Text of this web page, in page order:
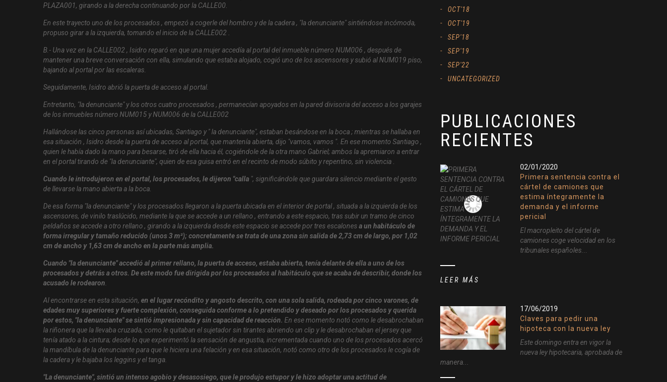
PLAZA001, girando a la derecha continuando por la CALLE00.
En este trayecto uno de los procesados , empezó a cogerle del hombro y de la cadera , "la denunciante" sintiéndose incómoda,
propuso girar a la izquierda, tomando el inicio de la CALLE002 .
B.- Una vez en la CALLE002 , Isidro reparó en que una mujer accedía al portal del inmueble número NUM006 , después de
mantener una breve conversación con ella, simulando que estaba alojado, cogió uno de los ascensores y subió al NUM019 piso,
bajando al portal por las escaleras.
Seguidamente, Isidro abrió la puerta de acceso al portal.
Entretanto, "la denunciante" y los otros cuatro procesados , permanecían apoyados en la pared divisoria del acceso a los garajes
de los inmuebles número NUM015 y NUM006 de la CALLE002
Hallándose las cinco personas así ubicadas, Santiago y " la denunciante", estaban besándose en la boca ; mientras se hallaba en
esa situación , Isidro desde la puerta de acceso al portal, que mantenía abierta, dijo "vamos, vamos ". En ese momento Santiago ,
quien le había dado la mano para besarse, tiró de ella hacia él, cogiéndole de la otra mano Gabriel; ambos la apremiaron a entrar
en el portal tirando de "la denunciante", quien de esa guisa entró en el recinto de modo súbito y repentino, sin violencia .
Cuando le introdujeron en el portal, los procesados, le dijeron "calla ", significándole que guardara silencio mediante el gesto
de llevarse la mano abierta a la boca.
De esa forma "la denunciante" y los procesados llegaron a la puerta ubicada en el interior de portal , situada a la izquierda de los
ascensores, de vinilo traslúcido, mediante la que se accede a un rellano , entrando a este espacio, tras subir un tramo de cinco
peldaños se accede a otro rellano , girando a la izquierda desde este espacio se accede por tres escalones a un habitáculo de
forma irregular y tamaño reducido (unos 3 m²); concretamente se trata de una zona sin salida de 2,73 cm de largo, por 1,02
cm de ancho y 1,63 cm de ancho en la parte más amplia.
Cuando "la denunciante" accedió al primer rellano, la puerta de acceso, estaba abierta, tenía delante de ella a uno de los
procesados y detrás a otros. De este modo fue dirigida por los procesados al habitáculo que se acaba de describir, donde los
acusado le rodearon
Al encontrarse en esta situación, en el lugar recóndito y angosto descrito, con una sola salida, rodeada por cinco varones, de
edades muy superiores y fuerte complexión, conseguida conforme a lo pretendido y deseado por los procesados y querida
por estos, "la denunciante" se sintió impresionada y sin capacidad de reacción. En ese momento notó como le desabrochaban
la riñonera que la llevaba cruzada, como le quitaban el sujetador sin tirantes abriendo un clip y le desabrochaban el jersey que
tenía atado a la cintura; desde lo que experimentó la sensación de angustia, incrementada cuando uno de los procesados acercó
la mandíbula de la denunciante para que le hiciera una felación y en esa situación, notó como otro de los procesados le cogía de
la cadera y le bajaba los leggins y el tanga.
"La denunciante", sintió un intenso agobio y desasosiego, que le produjo estupor y le hizo adoptar una actitud de
OCT'18
OCT'19
SEP'18
SEP'19
SEP'22
UNCATEGORIZED
PUBLICACIONES
RECIENTES
02/01/2020
Primera sentencia contra el
cártel de camiones que
estima íntegramente la
demanda y el informe
pericial
El macropleito del cártel de
camiones coge velocidad en los
tribunales españoles...
LEER MÁS
17/06/2019
Claves para pedir una
hipoteca con la nueva ley
Este domingo entra en vigor la
nueva ley hipotecaria, aprobada de
manera...